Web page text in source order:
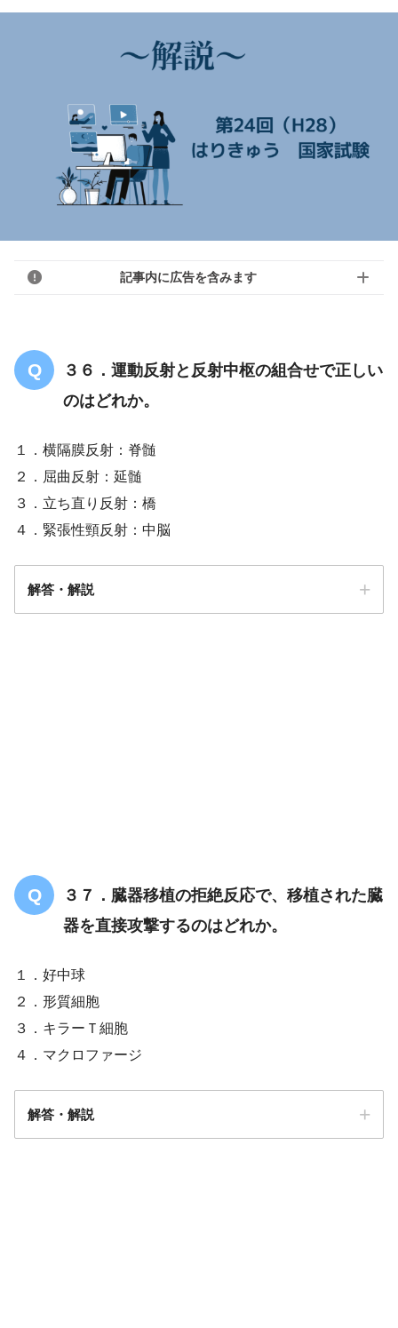
記事内に広告を含みます
３６．運動反射と反射中枢の組合せで正しい
のはどれか。
１．横隔膜反射：脊髄
２．屈曲反射：延髄
３．立ち直り反射：橋
４．緊張性頸反射：中脳
解答・解説
３７．臓器移植の拒絶反応で、移植された臓
器を直接攻撃するのはどれか。
１．好中球
２．形質細胞
３．キラーＴ細胞
４．マクロファージ
解答・解説